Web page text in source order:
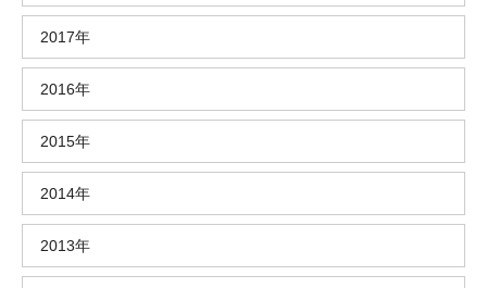
2017年
2016年
2015年
2014年
2013年